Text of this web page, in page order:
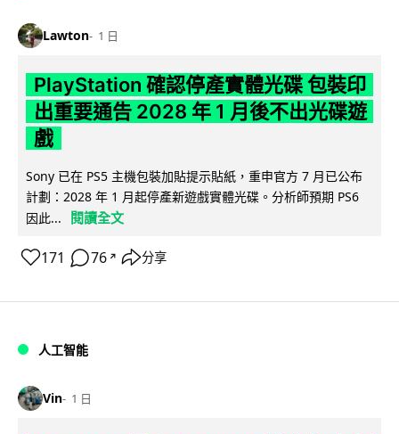
Lawton 1 日
PlayStation 確認停產實體光碟 包裝印
出重要通告 2028 年 1 月後不出光碟遊
戲
Sony 已在 PS5 主機包裝加貼提示貼紙，重申官方 7 月已公布
計劃：2028 年 1 月起停產新遊戲實體光碟。分析師預期 PS6
因此...
閱讀全文
171 76 ↗ 分享
人工智能
Vin 1 日